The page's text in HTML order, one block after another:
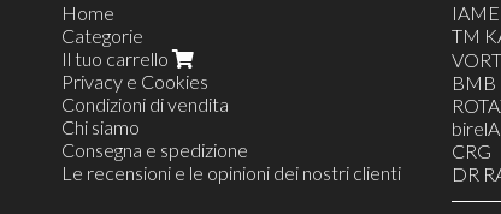
Home
Categorie
Il tuo carrello
Privacy e Cookies
Condizioni di vendita
Chi siamo
Consegna e spedizione
Le recensioni e le opinioni dei nostri clienti
IAME
TM
TM
BMB
CRG
DR